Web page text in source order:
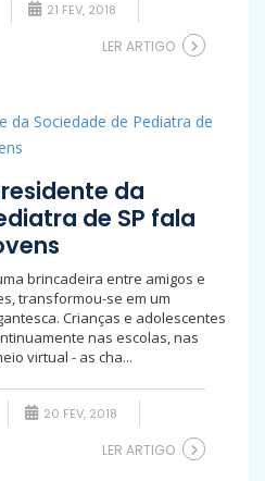
21 FEV, 2018
LER ARTIGO
da
de SP fala
brincadeira entre amigos e
transformou-se em um
Crianças e adolescentes
nas escolas, nas
virtual - as cha...
20 FEV, 2018
LER ARTIGO